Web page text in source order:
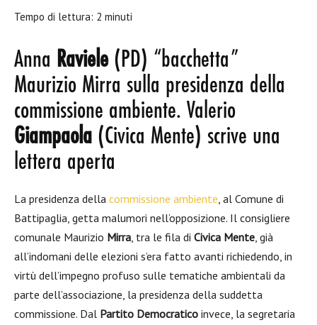
Tempo di lettura: 2 minuti
Anna Raviele(PD) “bacchetta”
Maurizio Mirra sulla presidenza della
commissione ambiente. Valerio
Giampaola (Civica Mente) scrive una
lettera aperta
La presidenza della commissione ambiente, al Comune di
Battipaglia, getta malumori nell’opposizione. Il consigliere
comunale Maurizio Mirra, tra le fila di Civica Mente, già
all’indomani delle elezioni s’era fatto avanti richiedendo, in
virtù dell’impegno profuso sulle tematiche ambientali da
parte dell’associazione, la presidenza della suddetta
commissione. Dal Partito Democratico invece, la segretaria